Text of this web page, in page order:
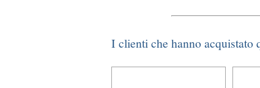
I clienti che hanno acquistato